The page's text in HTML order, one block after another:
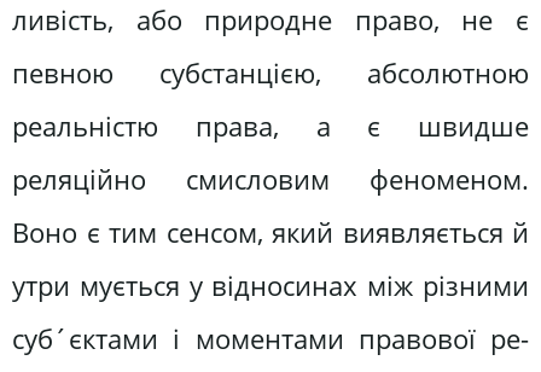
ливість, або природне право, не є
певною субстанцією, абсолютною
реаль­ністю права, а є швидше
реляційно смисловим феноменом.
Воно є тим сенсом, який виявляється й
утри мується у відносинах між різними
суб´єктами і моментами правової ре­